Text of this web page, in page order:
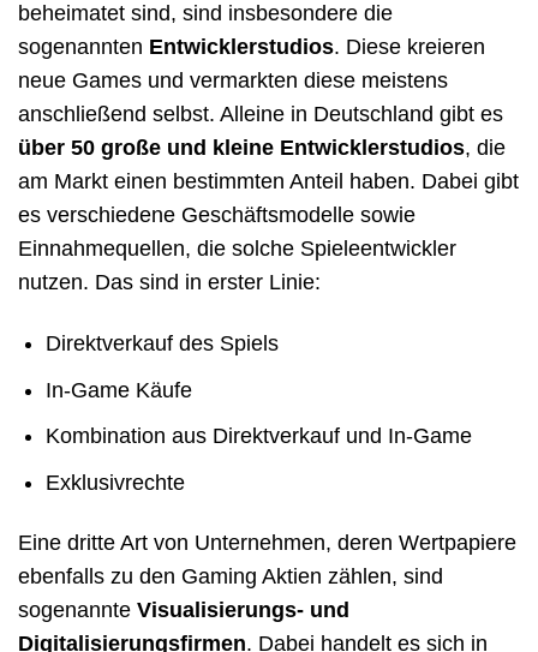
beheimatet sind, sind insbesondere die
sogenannten Entwicklerstudios. Diese kreieren
neue Games und vermarkten diese meistens
anschließend selbst. Alleine in Deutschland gibt es
über 50 große und kleine Entwicklerstudios, die
am Markt einen bestimmten Anteil haben. Dabei gibt
es verschiedene Geschäftsmodelle sowie
Einnahmequellen, die solche Spieleentwickler
nutzen. Das sind in erster Linie:
Direktverkauf des Spiels
In-Game Käufe
Kombination aus Direktverkauf und In-Game
Exklusivrechte
Eine dritte Art von Unternehmen, deren Wertpapiere
ebenfalls zu den Gaming Aktien zählen, sind
sogenannte Visualisierungs- und
Digitalisierungsfirmen. Dabei handelt es sich in